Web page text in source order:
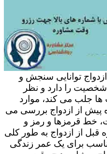
توانایی سنجش و
را دارد و نظر
ها جلب می کند، موارد
از ازدواج بررسی می
خط قرمزها و رمز و
از ازدواج به طور کلی
برای یک عمر زندگی